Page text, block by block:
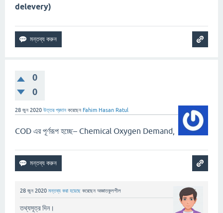
delevery)
0
0
28 জুন 2020 উত্তর প্রদান করেছেন Fahim Hasan Ratul
COD এর পূর্ণরূপ হচ্ছে– Chemical Oxygen Demand,
28 জুন 2020 মন্তব্য করা হয়েছে করেছেন অজ্ঞাতকুলশীল
তথ্যসূত্র দিন।